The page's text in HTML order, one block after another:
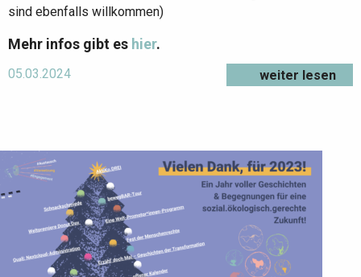
sind ebenfalls willkommen)
Mehr infos gibt es hier.
05.03.2024 weiter lesen